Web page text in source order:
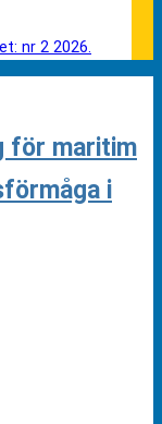
nr 2 2026.
för maritim
i